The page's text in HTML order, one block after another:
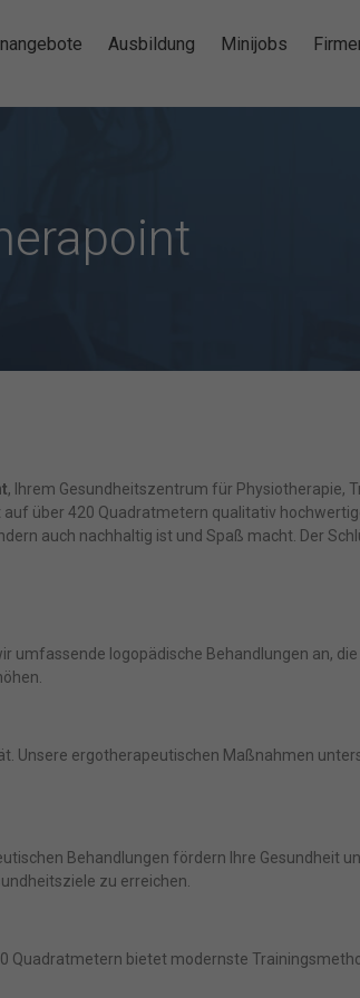
Ausbildung Minijobs
, Ihrem Gesundheitszentrum für Physiotherapie,
über 420 Quadratmetern qualitativ
auch nachhaltig ist und Spaß macht. Der
umfassende logopädische Behandlungen an,
Unsere ergotherapeutischen Maßnahmen
Behandlungen fördern Ihre Gesundheit
zu erreichen.
Quadratmetern bietet modernste